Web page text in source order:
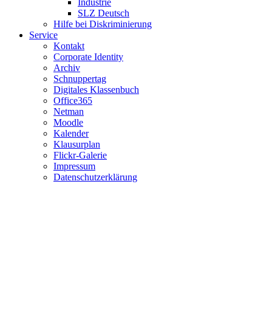
Industrie
SLZ Deutsch
Hilfe bei Diskriminierung
Service
Kontakt
Corporate Identity
Archiv
Schnuppertag
Digitales Klassenbuch
Office365
Netman
Moodle
Kalender
Klausurplan
Flickr-Galerie
Impressum
Datenschutzerklärung